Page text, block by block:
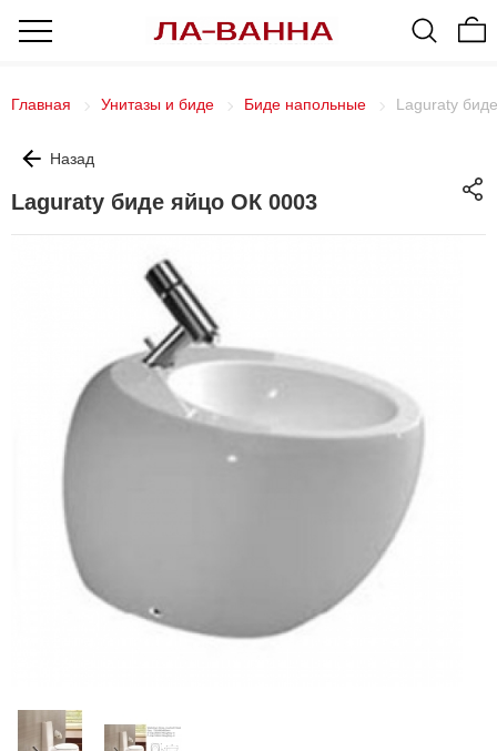
Главная Унитазы и биде Биде напольные Laguraty
Назад
Laguraty биде яйцо ОК 0003